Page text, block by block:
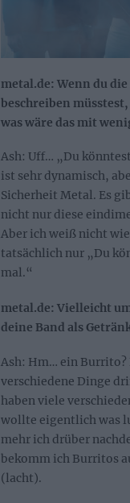
metal.de: Wenn du
beschreiben
was wäre das mit
Ash: Uff… „Du
ist sehr dynamisch,
Sicherheit Metal. Es
nicht nur diese
Aber ich weiß nicht
tatsächlich nur „Du
mal.“
metal.de: Vielleicht
deine Band als
Ash: Hm… ein Burrito?
verschiedene Dinge
haben viele
wollte eigentlich was
mehr ich drüber
bekomm ich Burritos
(lacht).